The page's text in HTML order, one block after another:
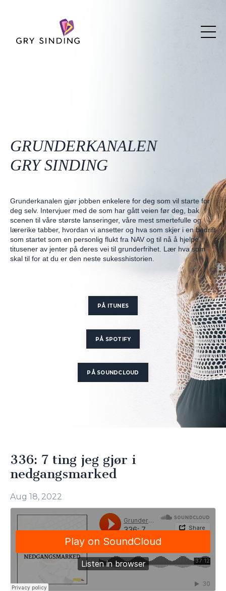
GRUNDERKANALEN
GRY SINDING
Grunderkanalen gjør jobben enkelere for deg som vil starte for
deg selv. Intervjuer med de som har gått veien før deg, bak
scenen til våre største lanseringer, våre mest smertefulle og
lærerike tabber, hvordan vi ansetter og hva som skjer i en bedrift
som startet som en personlig flukt fra NAV og til nå å hjelpe
titusener av jenter på deres vei til grunderfrihet. Lær hva som
skal til for at du er den neste sukesshistorien.
PÅ ITUNES
PÅ SPOTIFY
PÅ SOUNDCLOUD
336: 7 ting jeg gjør i
nedgangsmarked
Aug 18, 2022